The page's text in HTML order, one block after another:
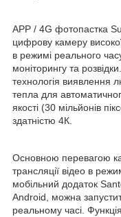
APP / 4G фотопастка
цифрову камеру високої
в режимі реального
моніторингу та
технологія виявлення
тепла для
якості (30 мільйонів
здатністю 4К.
Основною перевагою
трансляції відео в
мобільний додаток
Android, можна
реальному часі.